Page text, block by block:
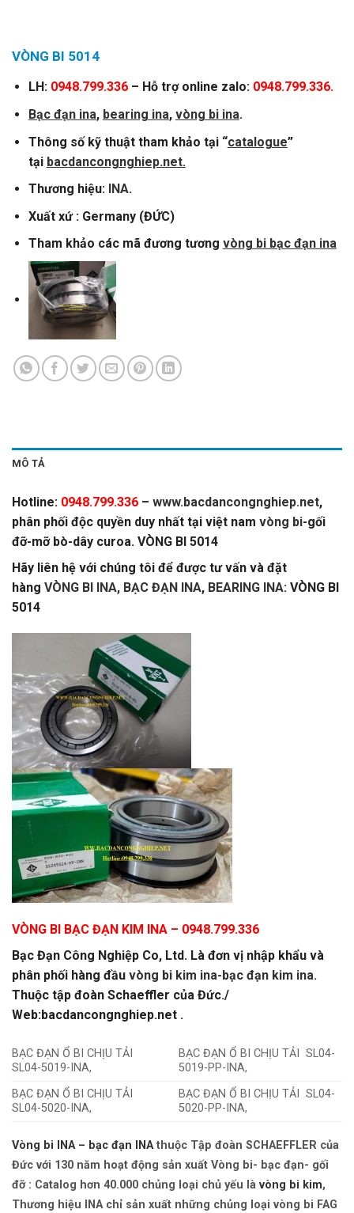
VÒNG BI 5014
LH: 0948.799.336– Hỗ trợ online zalo: 0948.799.336.
Bạc đạn ina, bearing ina, vòng bi ina.
Thông số kỹ thuật tham khảo tại “catalogue”
tại bacdancongnghiep.net.
Thương hiệu: INA.
Xuất xứ : Germany (ĐỨC)
Tham khảo các mã đương tương vòng bi bạc đạn ina
MÔ TẢ
Hotline: 0948.799.336 – www.bacdancongnghiep.net,
phân phối độc quyền duy nhất tại việt nam vòng bi-gối
đỡ-mỡ bò-dây curoa. VÒNG BI 5014
Hãy liên hệ với chúng tôi để được tư vấn và đặt
hàng VÒNG BI INA, BẠC ĐẠN INA, BEARING INA: VÒNG BI
5014
VÒNG BI BẠC ĐẠN KIM INA – 0948.799.336
Bạc Đạn Công Nghiệp Co, Ltd. Là đơn vị nhập khẩu và
phân phối hàng đầu vòng bi kim ina-bạc đạn kim ina.
Thuộc tập đoàn Schaeffler của Đức./
Web:bacdancongnghiep.net .
BẠC ĐẠN Ổ BI CHỊU TẢI
SL04-5019-INA,
BẠC ĐẠN Ổ BI CHỊU TẢI SL04-
5019-PP-INA,
BẠC ĐẠN Ổ BI CHỊU TẢI
SL04-5020-INA,
BẠC ĐẠN Ổ BI CHỊU TẢI SL04-
5020-PP-INA,
Vòng bi INA – bạc đạn INAthuộc Tập đoàn SCHAEFFLER của
Đức với 130 năm hoạt động sản xuất Vòng bi- bạc đạn- gối
đỡ : Catalog hơn 40.000 chủng loại chủ yếu là vòng bi kim,
Thương hiệu INA chỉ sản xuất những chủng loại vòng bi FAG